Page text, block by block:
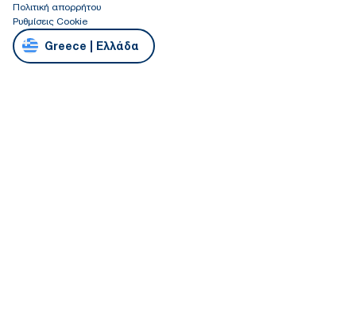
Πολιτική απορρήτου
Ρυθμίσεις Cookie
Greece | Ελλάδα